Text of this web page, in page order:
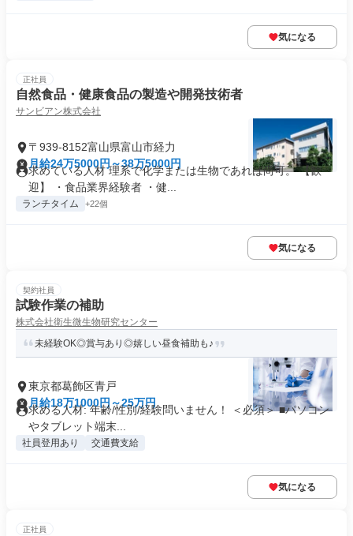
気になる
正社員
自然食品・健康食品の製造や開発技術者
サンビアン株式会社
〒939-8152富山県富山市経力
月給24万5000円～38万5000円
求めている人材 理系で化学または生物であれば尚可。 【歓
迎】 ・食品業界経験者 ・健...
ランチタイム +22個
気になる
契約社員
試験作業の補助
株式会社衛生微生物研究センター
未経験OK◎賞与あり◎嬉しい昼食補助も♪
東京都葛飾区青戸
月給18万1000円～25万円
求める人材: 年齢/性別/経験問いません！ ＜必須＞ ■パソコン
やタブレット端末...
社員登用あり 交通費支給
気になる
正社員